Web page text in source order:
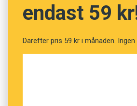
endast 59
Därefter pris 59 kr i månaden. Ingen